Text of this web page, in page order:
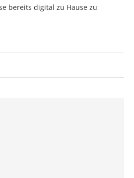
bereits digital zu Hause zu